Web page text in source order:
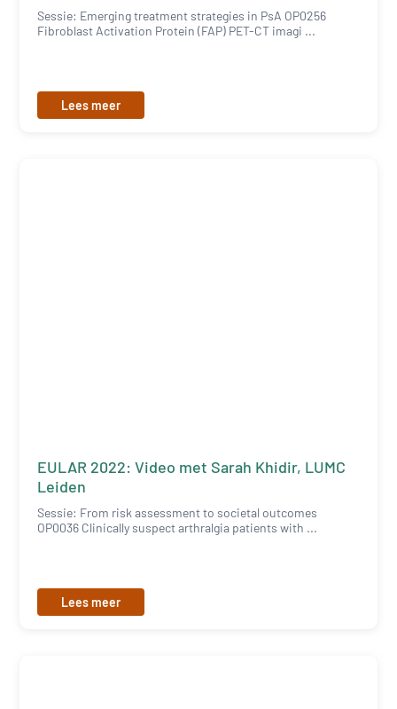
Sessie: Emerging treatment strategies in PsA OP0256
Fibroblast Activation Protein (FAP) PET-CT imagi ...
Lees meer
EULAR 2022: Video met Sarah Khidir, LUMC
Leiden
Sessie: From risk assessment to societal outcomes
OP0036 Clinically suspect arthralgia patients with ...
Lees meer